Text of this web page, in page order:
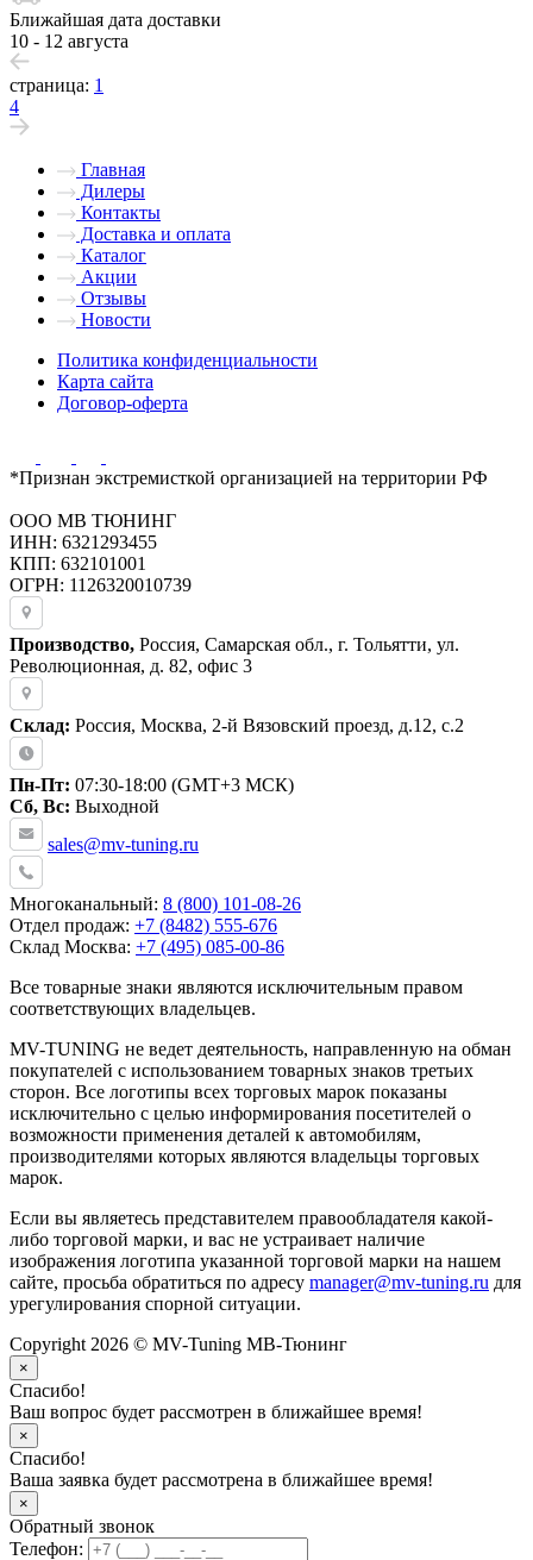
Ближайшая дата доставки
10 - 12 августа
страница: 1
4
Главная
Дилеры
Контакты
Доставка и оплата
Каталог
Акции
Отзывы
Новости
Политика конфиденциальности
Карта сайта
Договор-оферта
*Признан экстремисткой организацией на территории РФ
ООО МВ ТЮНИНГ
ИНН: 6321293455
КПП: 632101001
ОГРН: 1126320010739
Производство, Россия, Самарская обл., г. Тольятти, ул.
Революционная, д. 82, офис 3
Склад: Россия, Москва, 2-й Вязовский проезд, д.12, с.2
Пн-Пт: 07:30-18:00 (GMT+3 МСК)
Сб, Вс: Выходной
sales@mv-tuning.ru
Многоканальный: 8 (800) 101-08-26
Отдел продаж: +7 (8482) 555-676
Склад Москва: +7 (495) 085-00-86
Все товарные знаки являются исключительным правом
соответствующих владельцев.
MV-TUNING не ведет деятельность, направленную на обман
покупателей с использованием товарных знаков третьих
сторон. Все логотипы всех торговых марок показаны
исключительно с целью информирования посетителей о
возможности применения деталей к автомобилям,
производителями которых являются владельцы торговых
марок.
Если вы являетесь представителем правообладателя какой-
либо торговой марки, и вас не устраивает наличие
изображения логотипа указанной торговой марки на нашем
сайте, просьба обратиться по адресу manager@mv-tuning.ru для
урегулирования спорной ситуации.
Copyright 2026 © MV-Tuning МВ-Тюнинг
×
Спасибо!
Ваш вопрос будет рассмотрен в ближайшее время!
×
Спасибо!
Ваша заявка будет рассмотрена в ближайшее время!
×
Обратный звонок
Телефон: